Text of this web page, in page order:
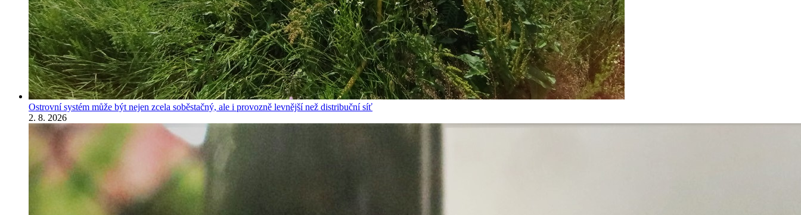
Ostrovní systém může být nejen zcela soběstačný, ale i provozně levnější než distribuční síť
2. 8. 2026